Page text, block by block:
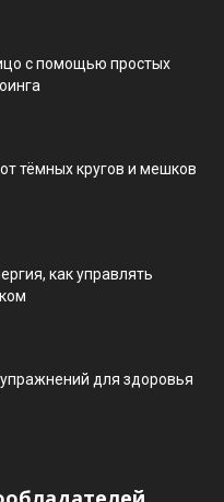
с помощью простых
тёмных кругов и мешков
как управлять
для здоровья